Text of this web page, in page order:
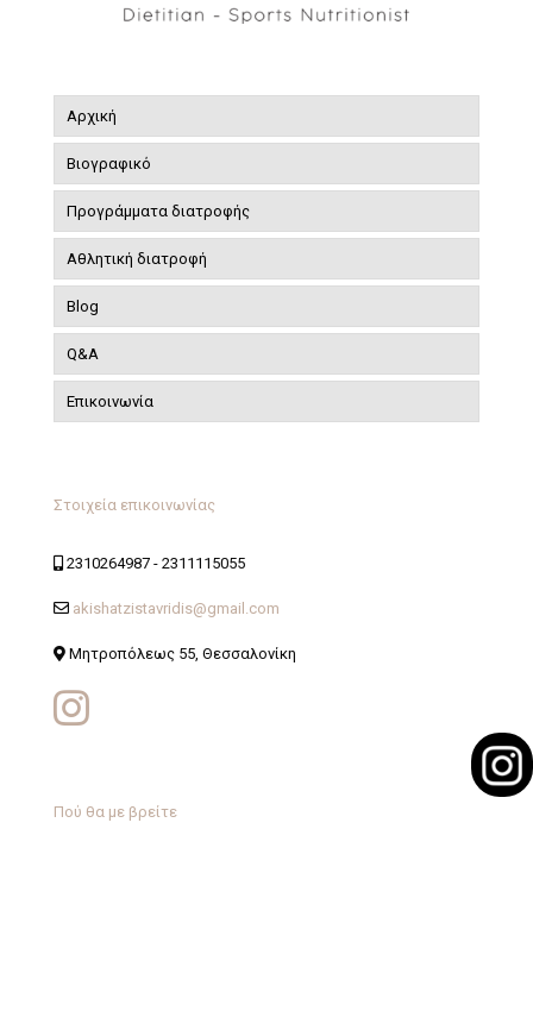
Αρχική
Βιογραφικό
Προγράμματα διατροφής
Αθλητική διατροφή
Blog
Q&A
Επικοινωνία
Στοιχεία επικοινωνίας
2310264987 - 2311115055
akishatzistavridis@gmail.com
Μητροπόλεως 55, Θεσσαλονίκη
Πού θα με βρείτε